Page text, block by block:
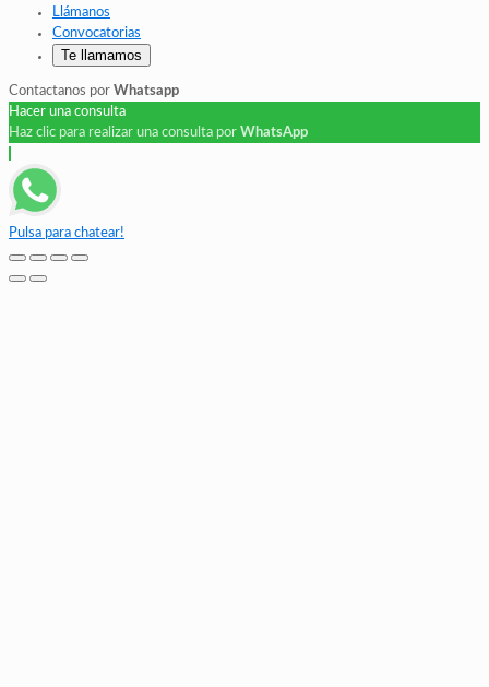
Llámanos
Convocatorias
Te llamamos
Contactanos por Whatsapp
Hacer una consulta
Haz clic para realizar una consulta por WhatsApp
Pulsa para chatear!